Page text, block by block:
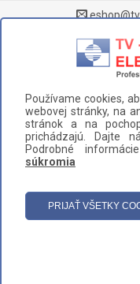
DOMOV > NÁHRADNÉ
DIAĽKOVÉ OVLÁDAČE >
DIAĽKOVÝ OVLÁDAČ
Používame cookies,
webovej stránky, na
stránok a na
prichádzajú. Dajte
Podrobné
súkromia